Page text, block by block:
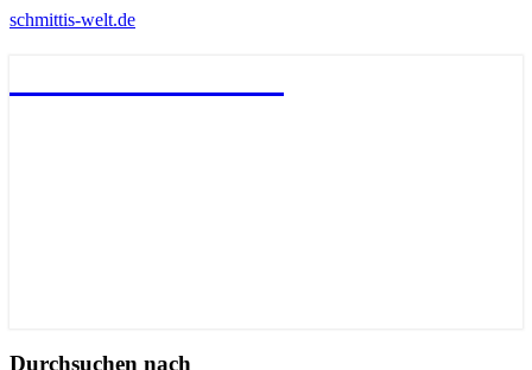
schmittis-welt.de
Durchsuchen nach